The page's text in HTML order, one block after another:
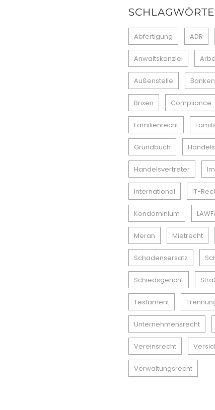
Abfertigung ADR
Anwaltskanzlei
Außenstelle
Brixen Compliance
Familienrecht
Grundbuch
Handelsvertreter
International IT-
Kondominium
Meran Mietrecht
Schadensersatz
Schiedsgericht
Testament
Unternehmensrecht
Vereinsrecht
Verwaltungsrecht